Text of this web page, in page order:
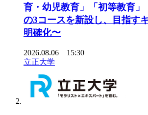
育・幼児教育」「初等教育」
の3コースを新設し、目指す
明確化〜
2026.08.06 15:30
立正大学